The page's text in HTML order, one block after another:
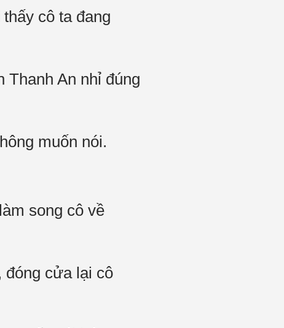
cô ta đang
Thanh An nhỉ đúng
muốn nói.
song cô về
cửa lại cô